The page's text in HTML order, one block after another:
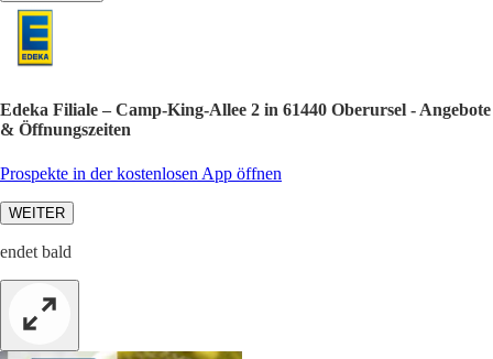
Edeka Filiale – Camp-King-Allee 2 in 61440 Oberursel - Angebote
& Öffnungszeiten
Prospekte in der kostenlosen App öffnen
WEITER
endet bald